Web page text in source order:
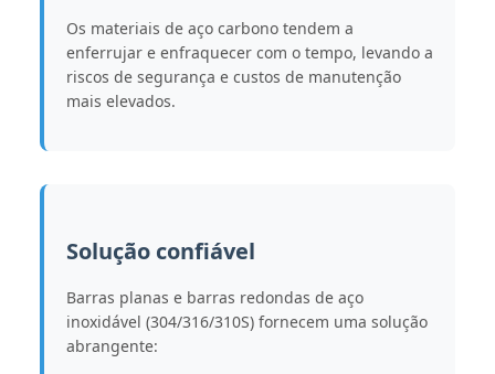
Os materiais de aço carbono tendem a
enferrujar e enfraquecer com o tempo, levando a
riscos de segurança e custos de manutenção
mais elevados.
Solução confiável
Barras planas e barras redondas de aço
inoxidável (304/316/310S) fornecem uma solução
abrangente: